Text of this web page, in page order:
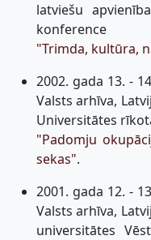
latviešu
konference
"Trimda, kultūra,
2002. gada 13. -
Valsts arhīva,
Universitātes
"Padomju
sekas".
2001. gada 12. -
Valsts arhīva,
universitātes